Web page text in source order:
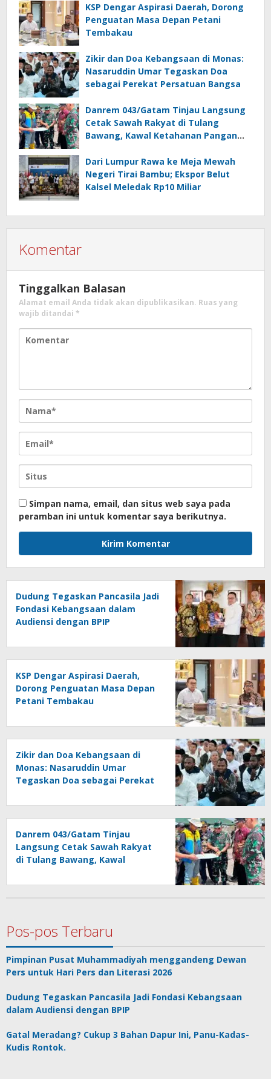
KSP Dengar Aspirasi Daerah, Dorong
Penguatan Masa Depan Petani
Tembakau
Zikir dan Doa Kebangsaan di Monas:
Nasaruddin Umar Tegaskan Doa
sebagai Perekat Persatuan Bangsa
Danrem 043/Gatam Tinjau Langsung
Cetak Sawah Rakyat di Tulang
Bawang, Kawal Ketahanan Pangan
Dari Lumpur Rawa ke Meja Mewah
Negeri Tirai Bambu; Ekspor Belut
Kalsel Meledak Rp10 Miliar
Komentar
Tinggalkan Balasan
Alamat email Anda tidak akan dipublikasikan. Ruas yang
wajib ditandai *
Simpan nama, email, dan situs web saya pada
peramban ini untuk komentar saya berikutnya.
Dudung Tegaskan Pancasila Jadi
Fondasi Kebangsaan dalam
Audiensi dengan BPIP
KSP Dengar Aspirasi Daerah,
Dorong Penguatan Masa Depan
Petani Tembakau
Zikir dan Doa Kebangsaan di
Monas: Nasaruddin Umar
Tegaskan Doa sebagai Perekat
Danrem 043/Gatam Tinjau
Langsung Cetak Sawah Rakyat
di Tulang Bawang, Kawal
Pos-pos Terbaru
Pimpinan Pusat Muhammadiyah menggandeng Dewan
Pers untuk Hari Pers dan Literasi 2026
Dudung Tegaskan Pancasila Jadi Fondasi Kebangsaan
dalam Audiensi dengan BPIP
Gatal Meradang? Cukup 3 Bahan Dapur Ini, Panu-Kadas-
Kudis Rontok.